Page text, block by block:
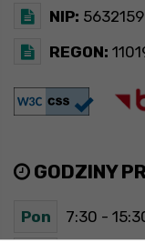
NIP:
REGON:
GODZINY
Pon 7:30 -